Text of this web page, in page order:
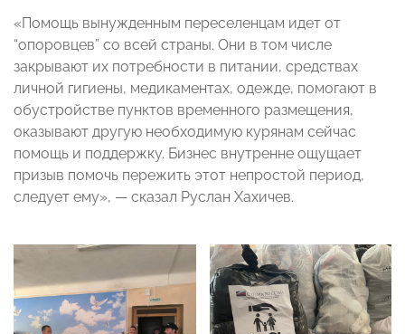
«Помощь вынужденным переселенцам идет от
“опоровцев” со всей страны. Они в том числе
закрывают их потребности в питании, средствах
личной гигиены, медикаментах, одежде, помогают в
обустройстве пунктов временного размещения,
оказывают другую необходимую курянам сейчас
помощь и поддержку. Бизнес внутренне ощущает
призыв помочь пережить этот непростой период,
следует ему», — сказал Руслан Хахичев.